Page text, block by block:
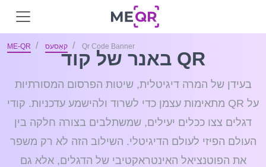
ME-QR קאַסעס Qr Code Banner
באנר של קוד QR
בעידן של המרה דיגיטלית, שיטות הפרסום המסורתיות
מתאימות עצמן כדי לשרוד ולהישמע עדכניות. קודי QR על
דגלים צצו ככלים יעילים, שמשתלבים בצורה חלקה בין
העולם הפיזי לעולם הדיגיטלי. השילוב הזה לא רק משפר
את הפוטנציאל האינטראקטיבי של הדגלים, אלא גם